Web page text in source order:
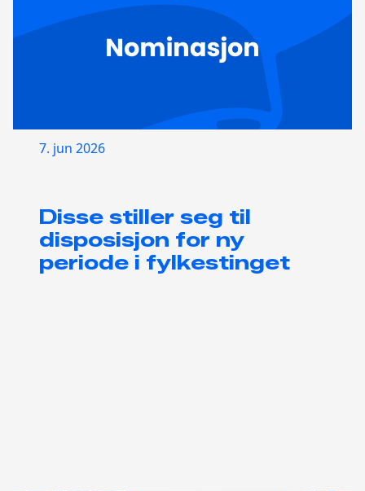
7. jun 2026
Disse stiller seg til
disposisjon for ny
periode i fylkestinget